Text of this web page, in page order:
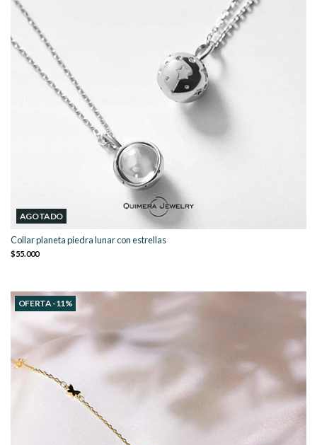
AGOTADO
Collar planeta piedra lunar con estrellas
$55.000
OFERTA -11%